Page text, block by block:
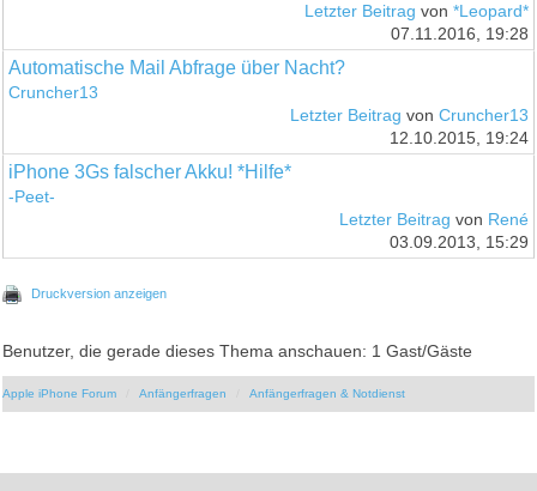
Letzter Beitrag von *Leopard*
07.11.2016, 19:28
Automatische Mail Abfrage über Nacht?
Cruncher13
Letzter Beitrag von Cruncher13
12.10.2015, 19:24
iPhone 3Gs falscher Akku! *Hilfe*
-Peet-
Letzter Beitrag von René
03.09.2013, 15:29
Druckversion anzeigen
Benutzer, die gerade dieses Thema anschauen: 1 Gast/Gäste
Apple iPhone Forum Anfängerfragen Anfängerfragen & Notdienst